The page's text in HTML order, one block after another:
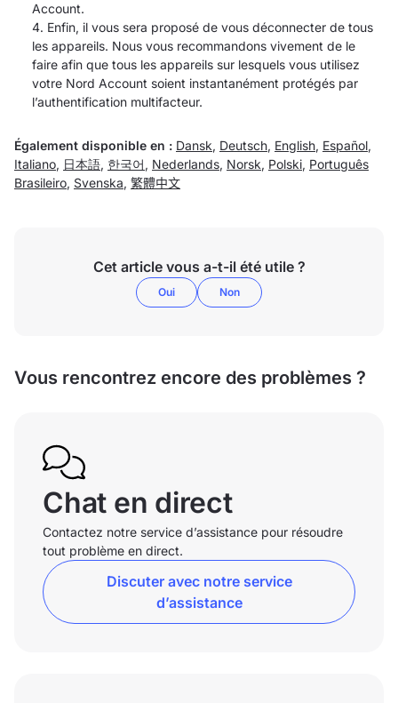
Account.
Enfin, il vous sera proposé de vous déconnecter de tous
les appareils. Nous vous recommandons vivement de le
faire afin que tous les appareils sur lesquels vous utilisez
votre Nord Account soient instantanément protégés par
l’authentification multifacteur.
Également disponible en : Dansk, Deutsch, English, Español,
Italiano, 日本語, 한국어, Nederlands, Norsk, Polski, Português
Brasileiro, Svenska, 繁體中文
Cet article vous a-t-il été utile ?
Oui Non
Vous rencontrez encore des problèmes ?
Chat en direct
Contactez notre service d’assistance pour résoudre
tout problème en direct.
Discuter avec notre service
d’assistance